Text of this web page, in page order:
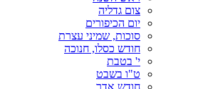
צום גדליה
יום הכיפורים
סוכות, שמיני עצרת
חודש כסלו, חנוכה
י' בטבת
ט"ו בשבט